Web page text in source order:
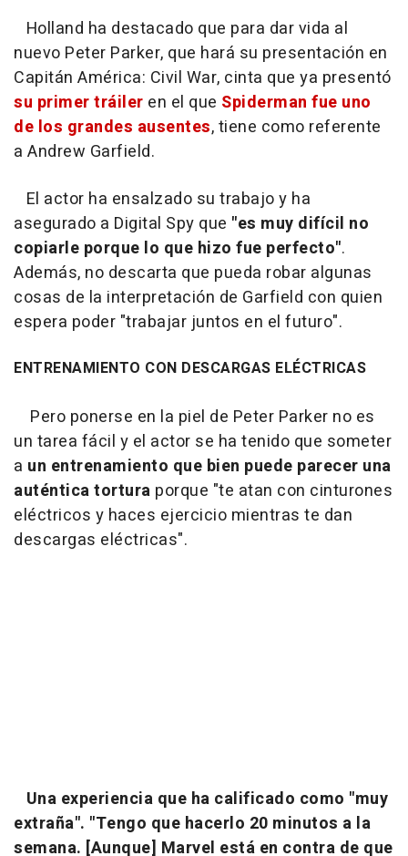
Holland ha destacado que para dar vida al
nuevo Peter Parker, que hará su presentación en
Capitán América: Civil War, cinta que ya presentó
su primer tráiler en el que Spiderman fue uno
de los grandes ausentes, tiene como referente
a Andrew Garfield.
El actor ha ensalzado su trabajo y ha
asegurado a Digital Spy que "es muy difícil no
copiarle porque lo que hizo fue perfecto".
Además, no descarta que pueda robar algunas
cosas de la interpretación de Garfield con quien
espera poder "trabajar juntos en el futuro".
ENTRENAMIENTO CON DESCARGAS ELÉCTRICAS
Pero ponerse en la piel de Peter Parker no es
un tarea fácil y el actor se ha tenido que someter
a un entrenamiento que bien puede parecer una
auténtica tortura porque "te atan con cinturones
eléctricos y haces ejercicio mientras te dan
descargas eléctricas".
Una experiencia que ha calificado como "muy
extraña". "Tengo que hacerlo 20 minutos a la
semana. [Aunque] Marvel está en contra de que